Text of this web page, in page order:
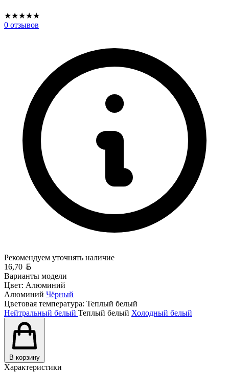
★★★★★
0 отзывов
Рекомендуем уточнять наличие
16,70
Варианты модели
Цвет: Алюминий
Алюминий Чёрный
Цветовая температура: Теплый белый
Нейтральный белый Теплый белый Холодный белый
В корзину
Характеристики